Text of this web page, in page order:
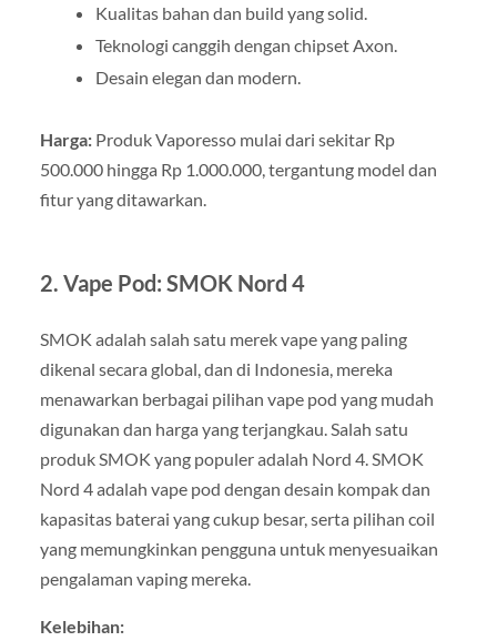
Kualitas bahan dan build yang solid.
Teknologi canggih dengan chipset Axon.
Desain elegan dan modern.
Harga:Produk Vaporesso mulai dari sekitar Rp
500.000 hingga Rp 1.000.000, tergantung model dan
fitur yang ditawarkan.
2. Vape Pod: SMOK Nord 4
SMOK adalah salah satu merek vape yang paling
dikenal secara global, dan di Indonesia, mereka
menawarkan berbagai pilihan vape pod yang mudah
digunakan dan harga yang terjangkau. Salah satu
produk SMOK yang populer adalah Nord 4. SMOK
Nord 4 adalah vape pod dengan desain kompak dan
kapasitas baterai yang cukup besar, serta pilihan coil
yang memungkinkan pengguna untuk menyesuaikan
pengalaman vaping mereka.
Kelebihan: